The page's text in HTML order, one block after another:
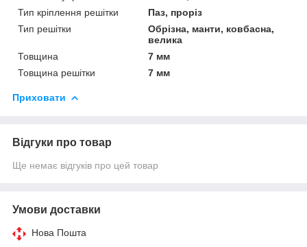
Тип кріплення решітки
Паз, проріз
Тип решітки
Обрізна, манти, ковбасна,
велика
Товщина
7 мм
Товщина решітки
7 мм
Приховати
Відгуки про товар
Ще немає відгуків про цей товар
Умови доставки
Нова Пошта